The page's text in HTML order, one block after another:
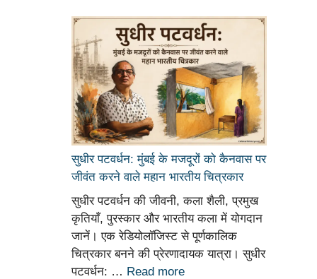
सुधीर पटवर्धन: मुंबई के मजदूरों को कैनवास पर
जीवंत करने वाले महान भारतीय चित्रकार
सुधीर पटवर्धन की जीवनी, कला शैली, प्रमुख
कृतियाँ, पुरस्कार और भारतीय कला में योगदान
जानें। एक रेडियोलॉजिस्ट से पूर्णकालिक
चित्रकार बनने की प्रेरणादायक यात्रा। सुधीर
पटवर्धन: … Read more